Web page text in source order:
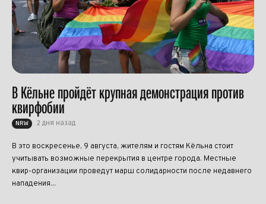
В Кёльне пройдёт крупная демонстрация против
квирфобии
NRW 2 дня назад
В это воскресенье, 9 августа, жителям и гостям Кёльна стоит
учитывать возможные перекрытия в центре города. Местные
квир-организации проведут марш солидарности после недавнего
нападения...